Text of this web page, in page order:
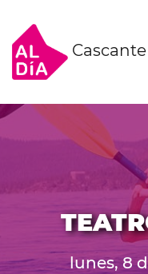
Cascante
lunes, 8